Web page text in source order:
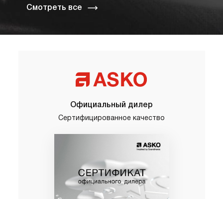
Смотреть все
Официальный дилер
Сертифицированное качество